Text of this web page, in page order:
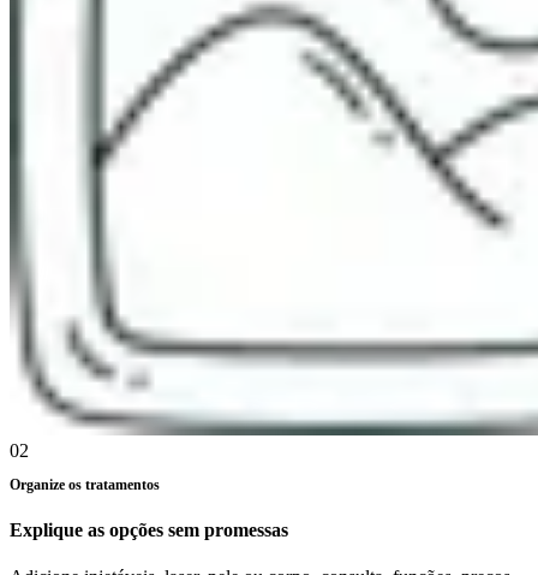
02
Organize os tratamentos
Explique as opções sem promessas